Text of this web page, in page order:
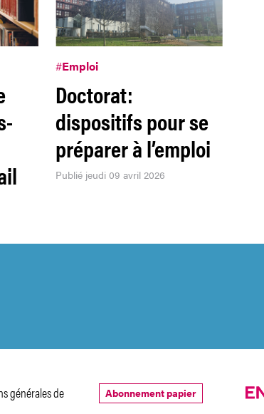
#Emploi
Doctorat:
dispositifs pour se
préparer à l’emploi
Publié jeudi 09 avril 2026
générales de
Abonnement papier